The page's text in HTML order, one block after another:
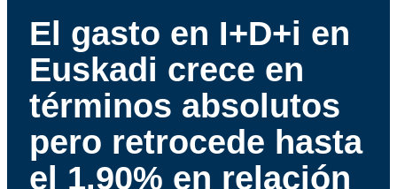
El gasto en I+D+i en
Euskadi crece en
términos absolutos
pero retrocede hasta
el 1,90% en relación